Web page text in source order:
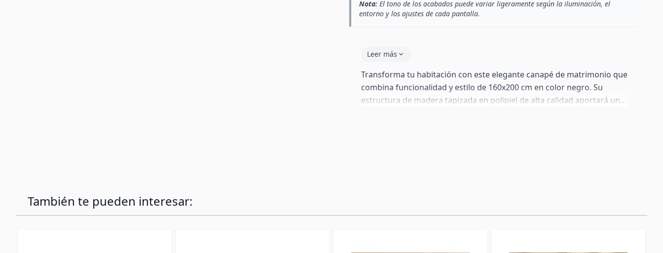
Nota: El tono de los acabados puede variar ligeramente según la iluminación, el
entorno y los ajustes de cada pantalla.
Leer más
Transforma tu habitación con este elegante canapé de matrimonio que
combina funcionalidad y estilo de 160x200 cm en color negro. Su
estructura de madera tapizada en polipiel de alta calidad aportará un
También te pueden interesar: